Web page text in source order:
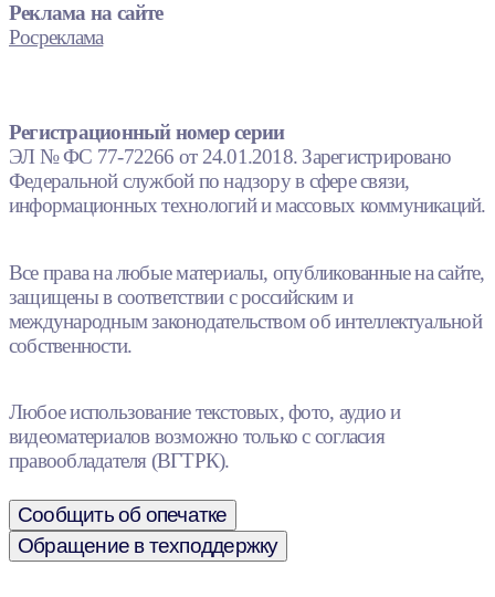
Реклама на сайте
Росреклама
Регистрационный номер серии
ЭЛ № ФС 77-72266 от 24.01.2018. Зарегистрировано
Федеральной службой по надзору в сфере связи,
информационных технологий и массовых коммуникаций.
Все права на любые материалы, опубликованные на сайте,
защищены в соответствии с российским и
международным законодательством об интеллектуальной
собственности.
Любое использование текстовых, фото, аудио и
видеоматериалов возможно только с согласия
правообладателя (ВГТРК).
Сообщить об опечатке
Обращение в техподдержку